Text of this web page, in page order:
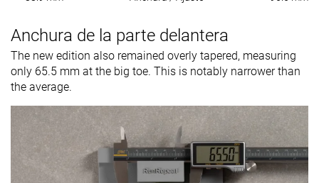
Anchura de la parte delantera
The new edition also remained overly tapered, measuring
only 65.5 mm at the big toe. This is notably narrower than
the average.